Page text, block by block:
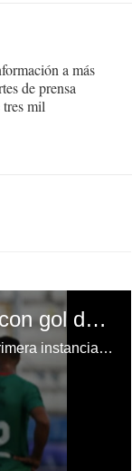
a más
de prensa
mil
Olimpia derrota a Marathón en el Nacional con gol de José Mario Pinto
José Mario Pinto aprovechó el rechace de Denovan, quien en primera instancia detuvo el remate de Arboleda. El albo ya gana en el Nacional.